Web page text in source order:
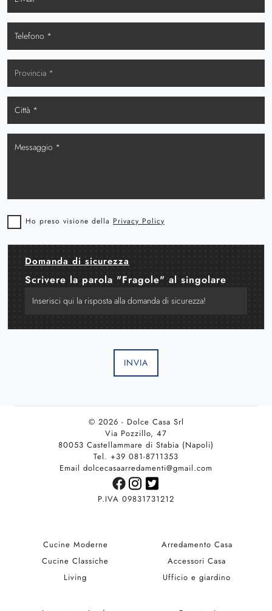
Ho preso visione della Privacy Policy
Domanda di sicurezza
Scrivere la parola "Fragole" al singolare
INVIA
© 2026 - Dolce Casa Srl
Via Pozzillo, 47
80053 Castellammare di Stabia (Napoli)
Tel. +39 081-8711353
Email dolcecasaarredamenti@gmail.com
P.IVA 09831731212
Cucine Moderne
Cucine Classiche
Living
Arredamento Casa
Accessori Casa
Ufficio e giardino